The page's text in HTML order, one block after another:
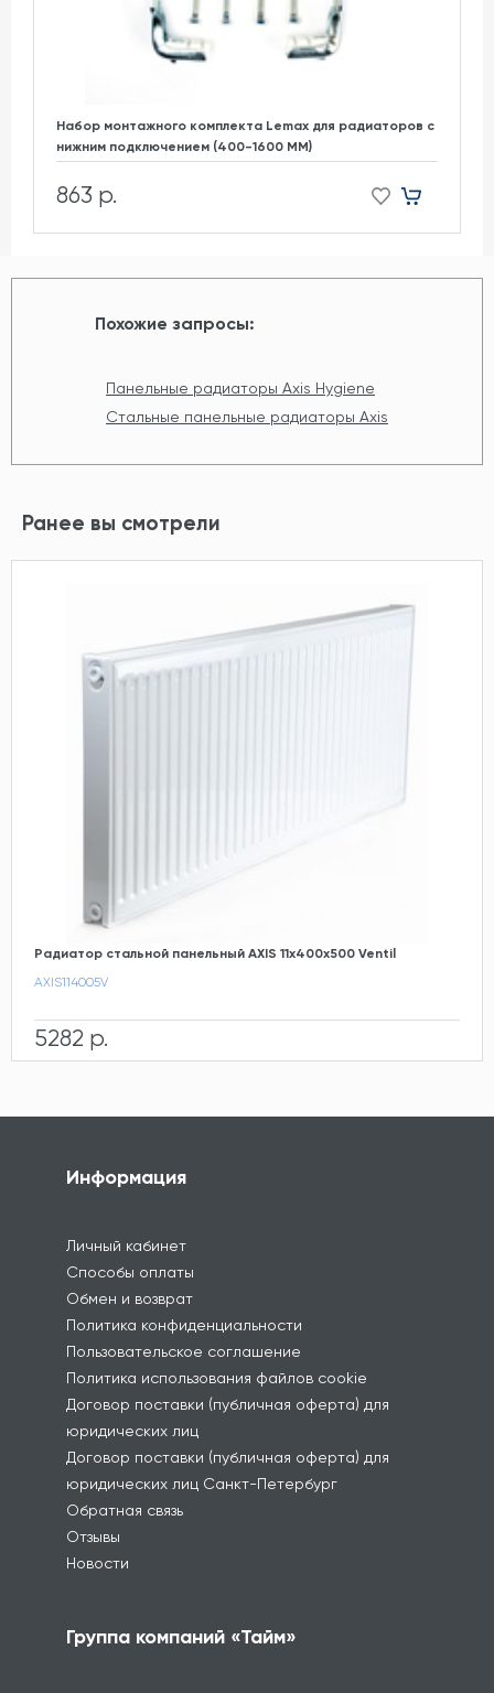
Набор монтажного комплекта Lemax для радиаторов с
нижним подключением (400-1600 ММ)
863 р.
Похожие запросы:
Панельные радиаторы Axis Hygiene
Стальные панельные радиаторы Axis
Ранее вы смотрели
Радиатор стальной панельный AXIS 11х400х500 Ventil
AXIS114005V
5282 р.
Информация
Личный кабинет
Способы оплаты
Обмен и возврат
Политика конфиденциальности
Пользовательское соглашение
Политика использования файлов cookie
Договор поставки (публичная оферта) для
юридических лиц
Договор поставки (публичная оферта) для
юридических лиц Санкт-Петербург
Обратная связь
Отзывы
Новости
Группа компаний «Тайм»